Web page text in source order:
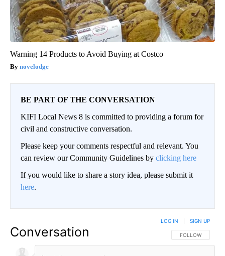
Warning 14 Products to Avoid Buying at Costco
novelodge
BE PART OF THE CONVERSATION
KIFI Local News 8 is committed to providing a forum for
civil and constructive conversation.
Please keep your comments respectful and relevant. You
can review our Community Guidelines by clicking here
If you would like to share a story idea, please submit it
here.
Conversation FOLLOW THIS
FOLLOW
LOG IN SIGN UP